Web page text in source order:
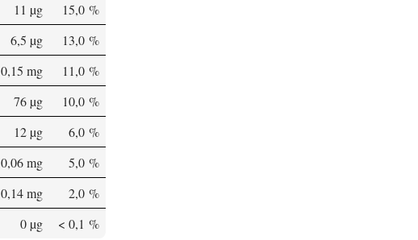
11 µg
15,0 %
6,5 µg
13,0 %
0,15 mg
11,0 %
76 µg
10,0 %
12 µg
6,0 %
0,06 mg
5,0 %
0,14 mg
2,0 %
0 µg < 0,1 %